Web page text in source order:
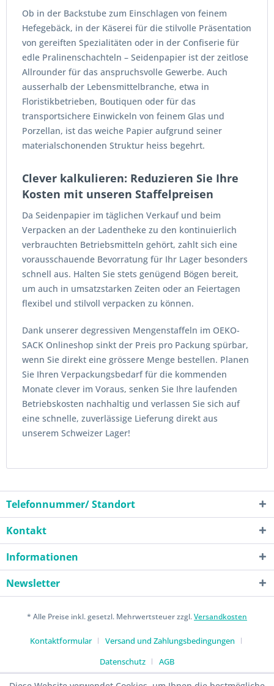
Ob in der Backstube zum Einschlagen von feinem
Hefegebäck, in der Käserei für die stilvolle Präsentation
von gereiften Spezialitäten oder in der Confiserie für
edle Pralinenschachteln – Seidenpapier ist der zeitlose
Allrounder für das anspruchsvolle Gewerbe. Auch
ausserhalb der Lebensmittelbranche, etwa in
Floristikbetrieben, Boutiquen oder für das
transportsichere Einwickeln von feinem Glas und
Porzellan, ist das weiche Papier aufgrund seiner
materialschonenden Struktur heiss begehrt.
Clever kalkulieren: Reduzieren Sie Ihre
Kosten mit unseren Staffelpreisen
Da Seidenpapier im täglichen Verkauf und beim
Verpacken an der Ladentheke zu den kontinuierlich
verbrauchten Betriebsmitteln gehört, zahlt sich eine
vorausschauende Bevorratung für Ihr Lager besonders
schnell aus. Halten Sie stets genügend Bögen bereit,
um auch in umsatzstarken Zeiten oder an Feiertagen
flexibel und stilvoll verpacken zu können.
Dank unserer degressiven Mengenstaffeln im OEKO-
SACK Onlineshop sinkt der Preis pro Packung spürbar,
wenn Sie direkt eine grössere Menge bestellen. Planen
Sie Ihren Verpackungsbedarf für die kommenden
Monate clever im Voraus, senken Sie Ihre laufenden
Betriebskosten nachhaltig und verlassen Sie sich auf
eine schnelle, zuverlässige Lieferung direkt aus
unserem Schweizer Lager!
Telefonnummer/ Standort
Kontakt
Informationen
Newsletter
* Alle Preise inkl. gesetzl. Mehrwertsteuer zzgl.Versandkosten
Kontaktformular
Versand und Zahlungsbedingungen
Datenschutz
AGB